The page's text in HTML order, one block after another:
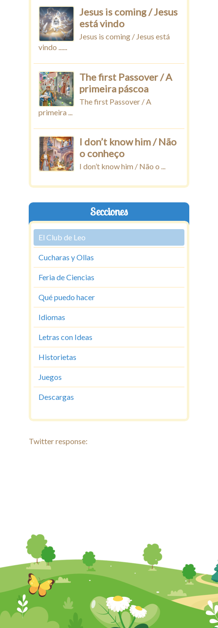
Jesus is coming / Jesus
está vindo
Jesus is coming / Jesus está
vindo ......
The first Passover / A
primeira páscoa
The first Passover / A
primeira ...
I don’t know him / Não
o conheço
I don’t know him / Não o ...
Secciones
El Club de Leo
Cucharas y Ollas
Feria de Ciencias
Qué puedo hacer
Idiomas
Letras con Ideas
Historietas
Juegos
Descargas
Twitter response: